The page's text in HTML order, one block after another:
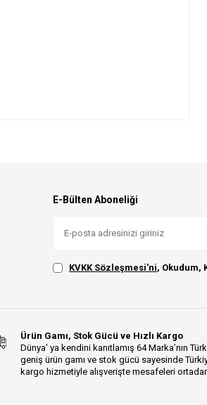
E-Bülten Aboneliği
KVKK Sözleşmesi'ni, Okudum,
Ürün Gamı, Stok Gücü ve Hızlı Kargo
Dünya’ ya kendini kanıtlamış 64 Marka’nın
geniş ürün gamı ve stok gücü sayesinde
kargo hizmetiyle alışverişte mesafeleri ortadan